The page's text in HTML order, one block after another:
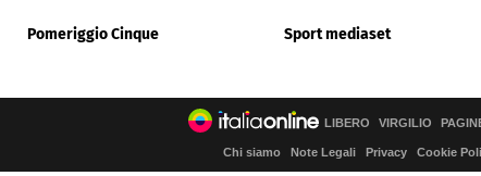
Pomeriggio Cinque Sport mediaset
LIBERO VIRGILIO
Chi siamo Note Legali Privacy Cookie